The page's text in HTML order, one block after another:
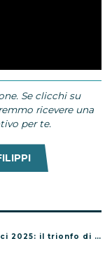
Se clicchi su
ricevere una
per te.
Daniele Doria nella finale del talent show